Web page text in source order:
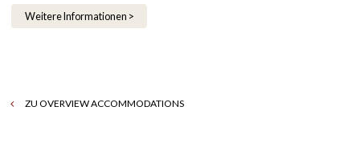
Weitere Informationen >
ZU OVERVIEW ACCOMMODATIONS